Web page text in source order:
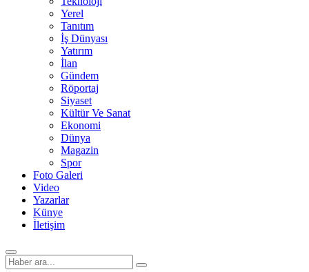
Yerel
Tanıtım
İş Dünyası
Yatırım
İlan
Gündem
Röportaj
Siyaset
Kültür Ve Sanat
Ekonomi
Dünya
Magazin
Spor
Foto Galeri
Video
Yazarlar
Künye
İletişim